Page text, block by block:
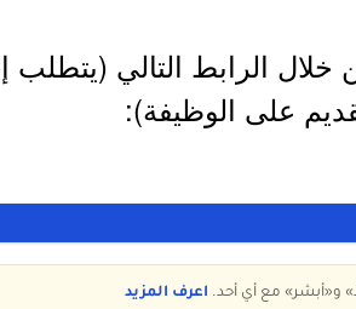
الرابط التالي (يتطلب
على الوظيفة):
و«أبشر» مع أي أحد. اعرف المزيد